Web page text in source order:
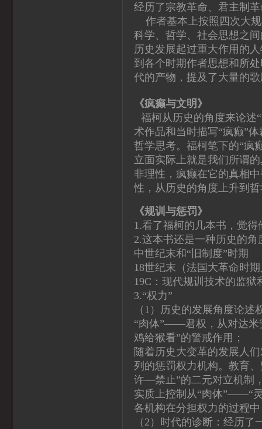
经历了宗教革命、君主制
作者基本上按照四次大规
科学、哲学、社会思想之
历史发展起过重大作用的
到各个时期作者思想和所
代的产物，提及了大量的
《疯癫与文明》
福柯从历史的角度来论述
术作品和当时描写“疯癫”
哲学思考。福柯笔下的“疯
立面实际上就是我们所谓
非理性，疯癫在它的真相
性，从历史的角度上升到
《规训与惩罚》
1.看了福柯的几本书，觉
2.这本书还是一种历史的
中世纪末和“旧制度”时
18世纪末（法国大革命时
19C：现代规训技术的监
3.“权力”
（1）历史的发展角度论述
“肉体”——君权，从对达米
鸡给猴看”的警戒作用；
随着历史大变革的发展人
列的惩罚权力机构。教育
许—禁止”的二元对立机制
实质上控制从“肉体”——“
各机构在分担权力的过程
（2）时代的诊断：经历